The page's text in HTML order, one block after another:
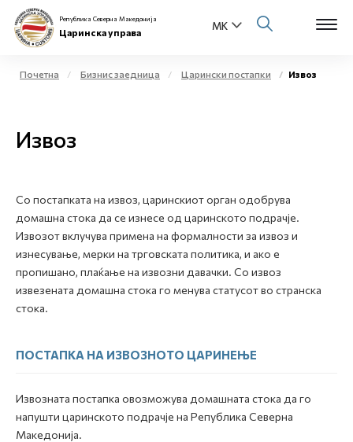
Бизнис заедница
Е-Царина
Медиа центар
Контакт
Е-Весник
Република Северна Македонија
Царинска управа
Почетна Бизнис заедница Царински постапки Извоз
Извоз
Со постапката на извоз, царинскиот орган одобрува
домашна стока да се изнесе од царинското подрачје.
Извозот вклучува примена на формалности за извоз и
изнесување, мерки на трговската политика, и ако е
пропишано, плаќање на извозни давачки. Со извоз
извезената домашна стока го менува статусот во странска
стока.
ПОСТАПКА НА ИЗВОЗНОТО ЦАРИНЕЊЕ
Извозната постапка овозможува домашната стока да го
напушти царинското подрачје на Република Северна
Македонија.